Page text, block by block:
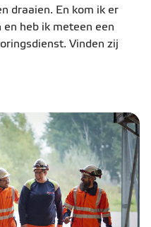
draaien. En kom ik er
heb ik meteen een
Vinden zij